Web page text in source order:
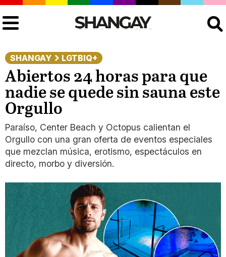
SHANGAY LGTBIQ+
Abiertos 24 horas para que
nadie se quede sin sauna este
Orgullo
Paraíso, Center Beach y Octopus calientan el
Orgullo con una gran oferta de eventos especiales
que mezclan música, erotismo, espectáculos en
directo, morbo y diversión.